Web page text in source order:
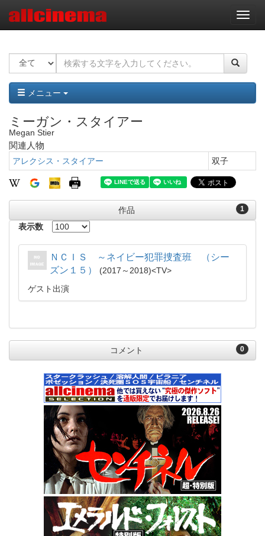
ナ
ビ
ー
ョ
ン
メニュー
ミーガン・スタイアー
Megan Stier
関連人物
アレクシス・スタイアー 双子
1
作品
表示数
ＮＣＩＳ ～ネイビー犯罪捜査班 （シー
ズン１５）
2017～2018
TV
ゲスト出演
0
コメント